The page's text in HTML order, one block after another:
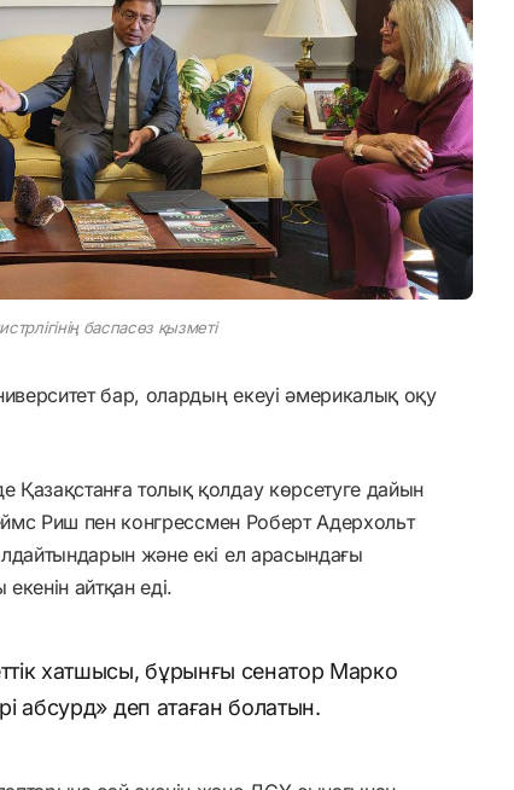
баспасөз қызметі
бар, олардың екеуі әмерикалық оқу
толық қолдау көрсетуге дайын
Риш пен конгрессмен Роберт Адерхольт
және екі ел арасындағы
айтқан еді.
хатшысы, бұрынғы сенатор Марко
абсурд» деп атаған болатын.